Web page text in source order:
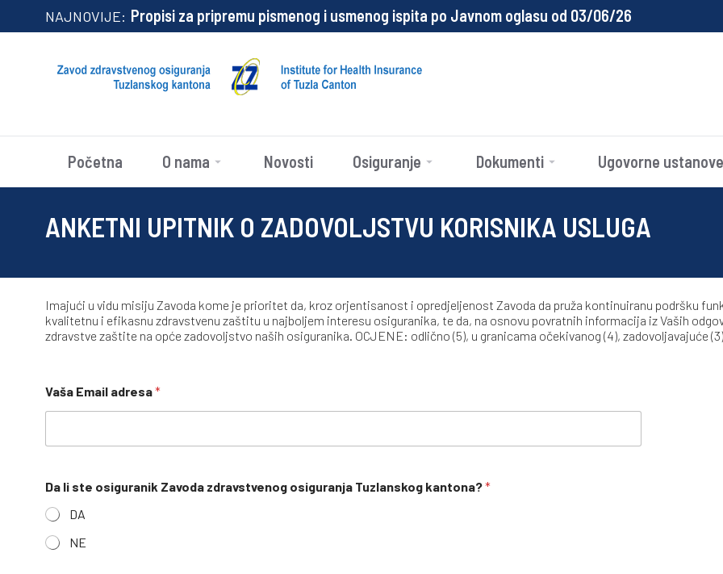
NAJNOVIJE: Propisi za pripremu pismenog i usmenog ispita po Javnom oglasu od 03/06/26
Početna O nama Novosti Osiguranje Dokumenti Ugovorne ustanove
ANKETNI UPITNIK O ZADOVOLJSTVU KORISNIKA USLUGA
Imajući u vidu misiju Zavoda kome je prioritet da, kroz orjentisanost i opredjeljenost Zavoda da pruža kontinuiranu podršku
kvalitetnu i efikasnu zdravstvenu zaštitu u najboljem interesu osiguranika, te da, na osnovu povratnih informacija iz Vaših
zdravstve zaštite na opće zadovoljstvo naših osiguranika. OCJENE: odlično (5), u granicama očekivanog (4), zadovoljavajuće
Vaša Email adresa*
Da li ste osiguranik Zavoda zdravstvenog osiguranja Tuzlanskog kantona?*
DA
NE